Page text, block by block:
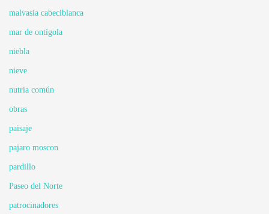
malvasia cabeciblanca
mar de ontígola
niebla
nieve
nutria común
obras
paisaje
pajaro moscon
pardillo
Paseo del Norte
patrocinadores